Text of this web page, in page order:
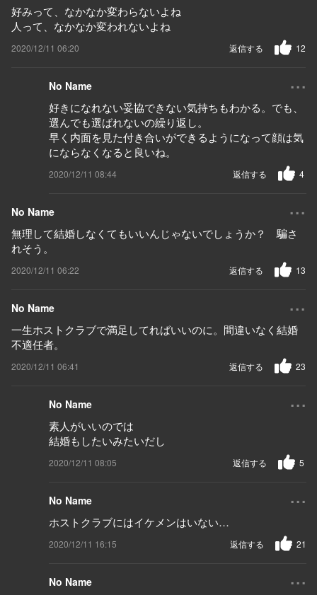
好みって、なかなか変わらないよね
人って、なかなか変われないよね
2020/12/11 06:20 12
返信する
No Name ...
好きになれない妥協できない気持ちもわかる。でも、
選んでも選ばれないの繰り返し。
早く内面を見た付き合いができるようになって顔は気
にならなくなると良いね。
2020/12/11 08:44 4
返信する
No Name ...
無理して結婚しなくてもいいんじゃないでしょうか？ 騙さ
れそう。
2020/12/11 06:22 13
返信する
No Name ...
一生ホストクラブで満足してればいいのに。間違いなく結婚
不適任者。
2020/12/11 06:41 23
返信する
No Name ...
素人がいいのでは
結婚もしたいみたいだし
2020/12/11 08:05 5
返信する
No Name ...
ホストクラブにはイケメンはいない…
2020/12/11 16:15 21
返信する
No Name ...